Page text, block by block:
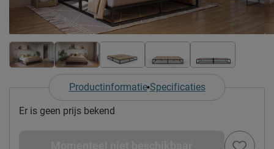
Productinformatie Specificaties
Er is geen prijs bekend